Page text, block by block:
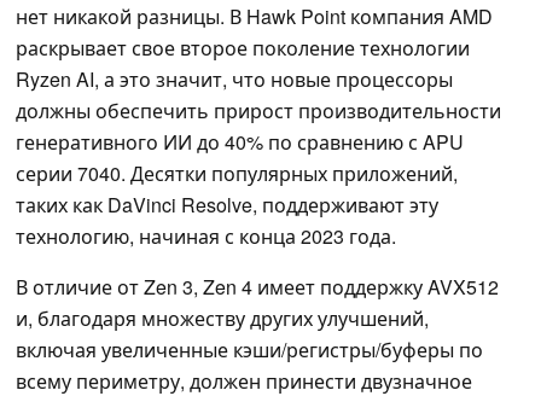
нет никакой разницы. В Hawk Point компания AMD
раскрывает свое второе поколение технологии
Ryzen AI, а это значит, что новые процессоры
должны обеспечить прирост производительности
генеративного ИИ до 40% по сравнению с APU
серии 7040. Десятки популярных приложений,
таких как DaVinci Resolve, поддерживают эту
технологию, начиная с конца 2023 года.
В отличие от Zen 3, Zen 4 имеет поддержку AVX512
и, благодаря множеству других улучшений,
включая увеличенные кэши/регистры/буферы по
всему периметру, должен принести двузначное